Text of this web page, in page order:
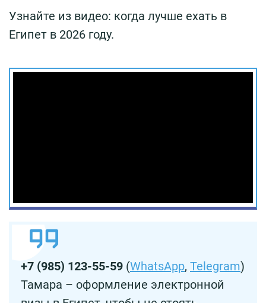
Узнайте из видео: когда лучше ехать в
Египет в 2026 году.
+7 (985) 123-55-59 (WhatsApp, Telegram)
Тамара – оформление электронной